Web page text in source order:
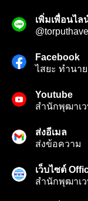
เพิ่มเพื่อนไล
Facebook
ไสยะ ทำนาย
Youtube
สํานักพุฒาเ
ส่งอีเมล
ส่งข้อความ
เว็บไซต์
สำนักพุฒาเว